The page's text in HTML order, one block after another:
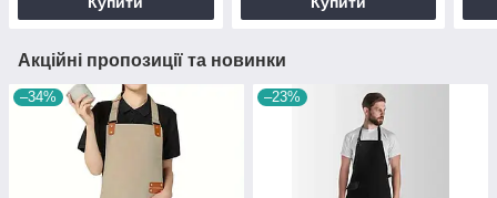
Акційні пропозиції та новинки
–34% –23%